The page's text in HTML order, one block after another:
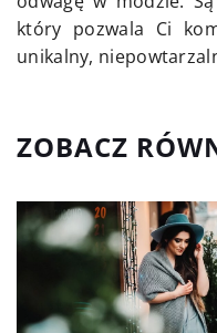
który pozwala Ci
unikalny,
ZOBACZ